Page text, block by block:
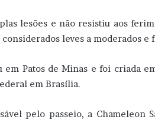
lesões e não resistiu aos
leves a moderados
em Patos de Minas e foi criada
em Brasília.
pelo passeio, a